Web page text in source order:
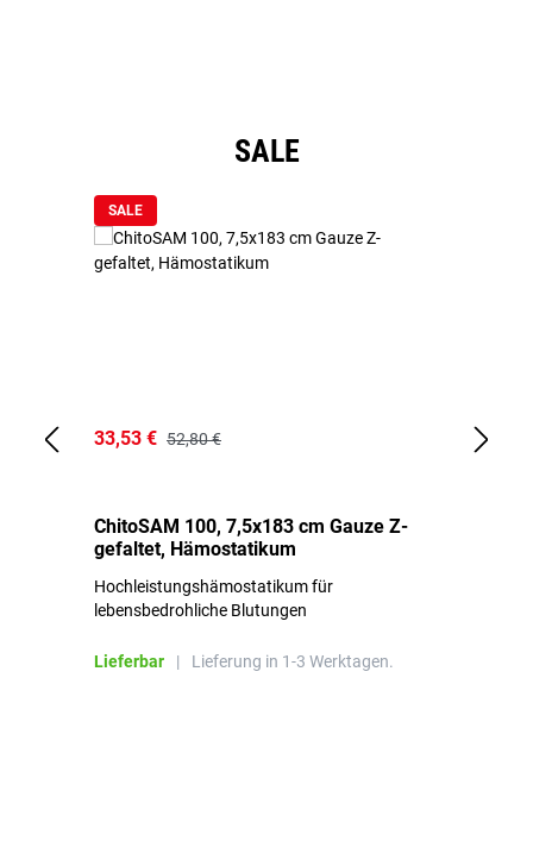
SALE
SALE
33,53 € 52,80 €
ChitoSAM 100, 7,5x183 cm Gauze Z-
gefaltet, Hämostatikum
Hochleistungshämostatikum für
lebensbedrohliche Blutungen
Lieferbar | Lieferung in 1-3 Werktagen.